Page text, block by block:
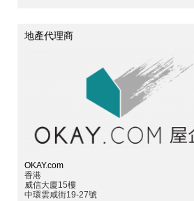
地產代理商
OKAY.com
香港
威信大廈15樓
中環雲咸街19-27號